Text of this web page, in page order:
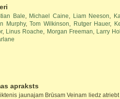
Bale, Michael Caine, Liam Neeson,
Murphy,Tom Wilkinson, Rutger Hauer,
, Linus Roache, Morgan Freeman, Larry
apraksts
jaunajam Brūsam Veinam liedz